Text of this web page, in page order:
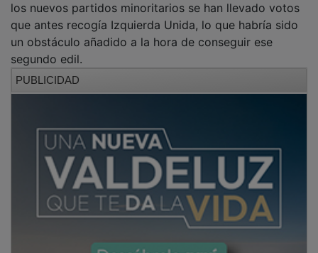
los nuevos partidos minoritarios se han llevado votos
que antes recogía Izquierda Unida, lo que habría sido
un obstáculo añadido a la hora de conseguir ese
segundo edil.
PUBLICIDAD